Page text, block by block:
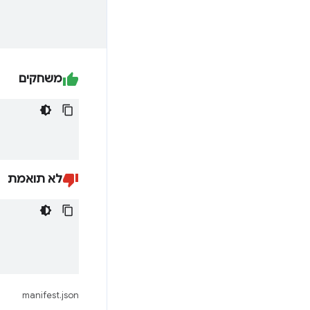
משחקים
לא תואמת
manifest.json